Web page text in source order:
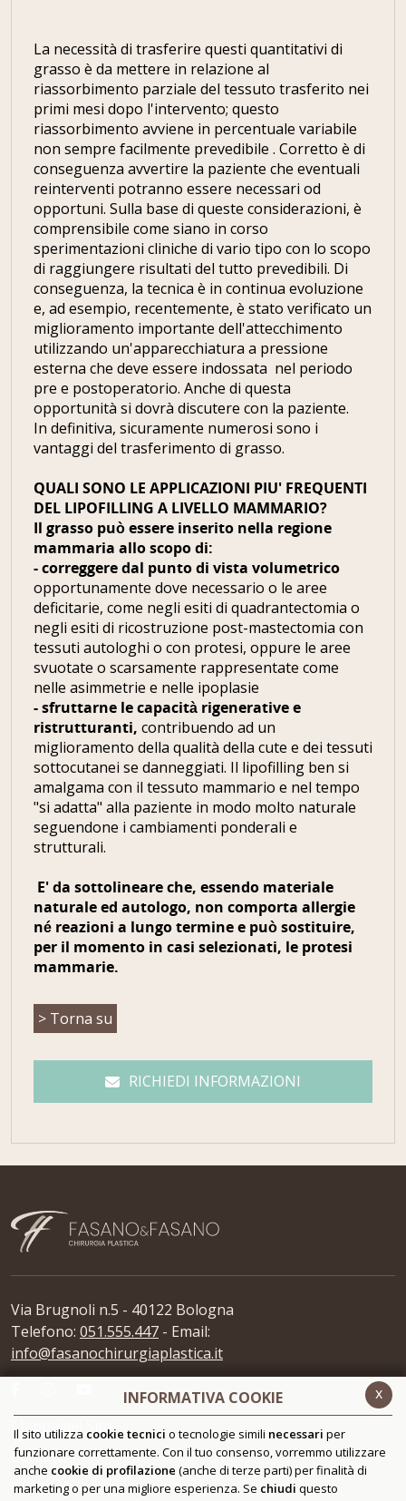
La necessità di trasferire questi quantitativi di
grasso è da mettere in relazione al
riassorbimento parziale del tessuto trasferito nei
primi mesi dopo l'intervento; questo
riassorbimento avviene in percentuale variabile
non sempre facilmente prevedibile . Corretto è di
conseguenza avvertire la paziente che eventuali
reinterventi potranno essere necessari od
opportuni. Sulla base di queste considerazioni, è
comprensibile come siano in corso
sperimentazioni cliniche di vario tipo con lo scopo
di raggiungere risultati del tutto prevedibili. Di
conseguenza, la tecnica è in continua evoluzione
e, ad esempio, recentemente, è stato verificato un
miglioramento importante dell'attecchimento
utilizzando un'apparecchiatura a pressione
esterna che deve essere indossata nel periodo
pre e postoperatorio. Anche di questa
opportunità si dovrà discutere con la paziente.
In definitiva, sicuramente numerosi sono i
vantaggi del trasferimento di grasso.
QUALI SONO LE APPLICAZIONI PIU' FREQUENTI
DEL LIPOFILLING A LIVELLO MAMMARIO?
Il grasso può essere inserito nella regione
mammaria allo scopo di:
- correggere dal punto di vista volumetrico
opportunamente dove necessario o le aree
deficitarie, come negli esiti di quadrantectomia o
negli esiti di ricostruzione post-mastectomia con
tessuti autologhi o con protesi, oppure le aree
svuotate o scarsamente rappresentate come
nelle asimmetrie e nelle ipoplasie
- sfruttarne le capacità rigenerative e
ristrutturanti, contribuendo ad un
miglioramento della qualità della cute e dei tessuti
sottocutanei se danneggiati. Il lipofilling ben si
amalgama con il tessuto mammario e nel tempo
"si adatta" alla paziente in modo molto naturale
seguendone i cambiamenti ponderali e
strutturali.
E' da sottolineare che, essendo materiale
naturale ed autologo, non comporta allergie
né reazioni a lungo termine e può sostituire,
per il momento in casi selezionati, le protesi
mammarie.
> Torna su
RICHIEDI INFORMAZIONI
Via Brugnoli n.5 - 40122 Bologna
Telefono: 051.555.447 - Email:
info@fasanochirurgiaplastica.it
Mappa del Sito
Contatti
Glossario
x
INFORMATIVA COOKIE
Il sito utilizza cookie tecnici o tecnologie simili necessari per
funzionare correttamente. Con il tuo consenso, vorremmo utilizzare
anche cookie di profilazione (anche di terze parti) per finalità di
marketing o per una migliore esperienza. Se chiudi questo